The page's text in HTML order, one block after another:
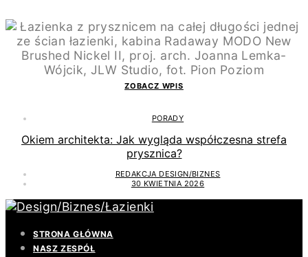
ZOBACZ WPIS
PORADY
Okiem architekta: Jak wygląda współczesna strefa
prysznica?
REDAKCJA DESIGN/BIZNES
30 KWIETNIA 2026
STRONA GŁÓWNA
NASZ ZESPÓŁ